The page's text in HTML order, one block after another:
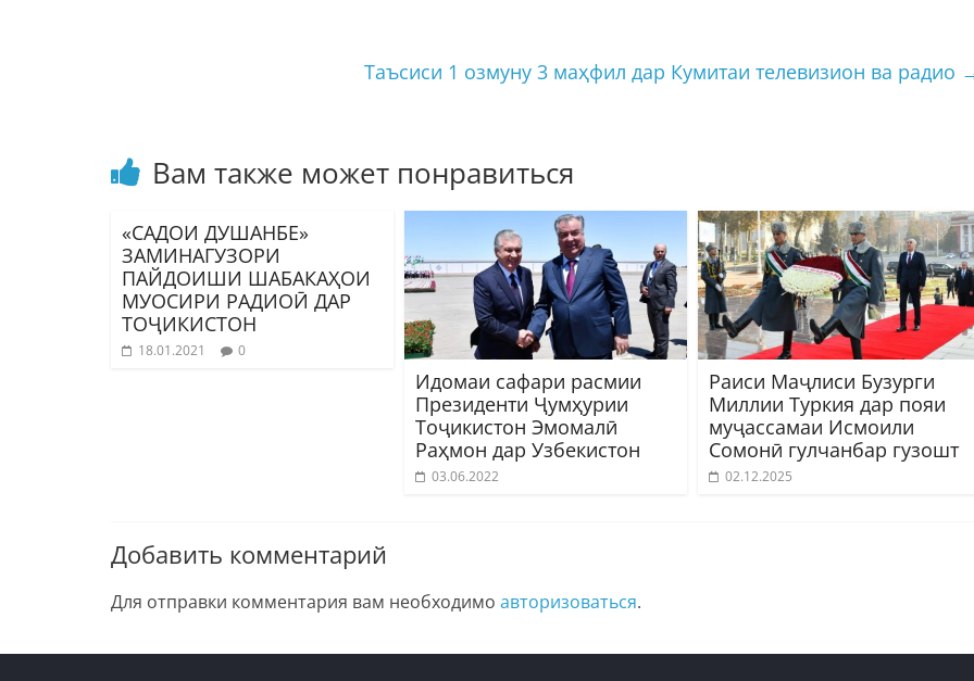
Таъсиси 1 озмуну 3 маҳфил дар Кумитаи телевизион ва радио
Вам также может понравиться
«САДОИ ДУШАНБЕ»
ЗАМИНАГУЗОРИ
ПАЙДОИШИ ШАБАКАҲОИ
МУОСИРИ РАДИОӢ ДАР
ТОҶИКИСТОН
18.01.2021 0
Идомаи сафари расмии
Президенти Ҷумҳурии
Тоҷикистон Эмомалӣ
Раҳмон дар Узбекистон
03.06.2022
Раиси Маҷлиси Бузурги
Миллии Туркия дар пояи
муҷассамаи Исмоили
Сомонӣ гулчанбар гузошт
02.12.2025
Добавить комментарий
Для отправки комментария вам необходимо авторизоваться.